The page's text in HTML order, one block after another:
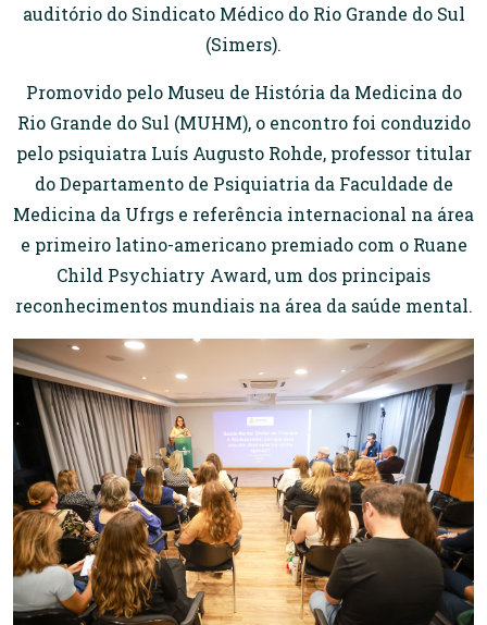
auditório do Sindicato Médico do Rio Grande do Sul
(Simers).
Promovido pelo Museu de História da Medicina do
Rio Grande do Sul (MUHM), o encontro foi conduzido
pelo psiquiatra Luís Augusto Rohde, professor titular
do Departamento de Psiquiatria da Faculdade de
Medicina da Ufrgs e referência internacional na área
e primeiro latino-americano premiado com o Ruane
Child Psychiatry Award, um dos principais
reconhecimentos mundiais na área da saúde mental.